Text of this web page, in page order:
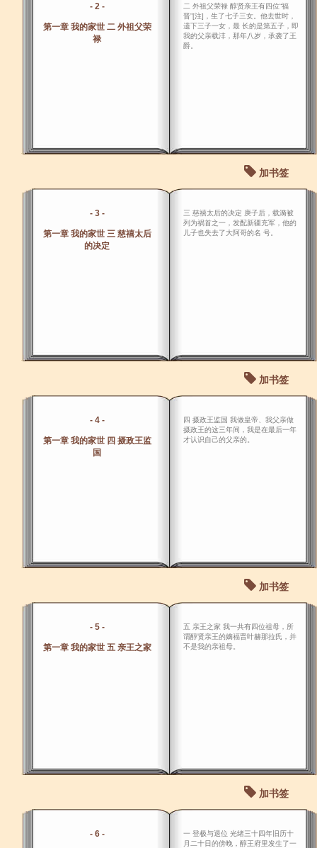
- 2 -
第一章 我的家世 二 外祖父荣
禄
二 外祖父荣禄 醇贤亲王有四位“福
晋”[注]，生了七子三女。他去世时，
遗下三子一女，最 长的是第五子，即
我的父亲载沣，那年八岁，承袭了王
爵。
加书签
- 3 -
第一章 我的家世 三 慈禧太后
的决定
三 慈禧太后的决定 庚子后，载漪被
列为祸首之一，发配新疆充军，他的
儿子也失去了大阿哥的名 号。
加书签
- 4 -
第一章 我的家世 四 摄政王监
国
四 摄政王监国 我做皇帝、我父亲做
摄政王的这三年间，我是在最后一年
才认识自己的父亲的。
加书签
- 5 -
第一章 我的家世 五 亲王之家
五 亲王之家 我一共有四位祖母，所
谓醇贤亲王的嫡福晋叶赫那拉氏，并
不是我的亲祖母。
加书签
- 6 -
一 登极与退位 光绪三十四年旧历十
月二十日的傍晚，醇王府里发生了一